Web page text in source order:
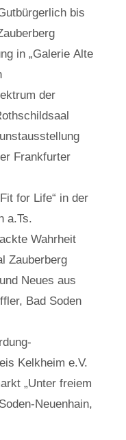
bis
in „Galerie Alte
der
Frankfurter
for Life“ in der
a.Ts.
Wahrheit
Zauberberg
Neues aus
Bad Soden
Kelkheim e.V.
„Unter freiem
Neuenhain,